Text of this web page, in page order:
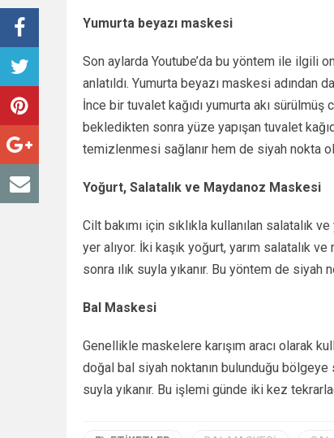
Yumurta beyazı maskesi
Son aylarda Youtube’da bu yöntem ile ilgili
anlatıldı. Yumurta beyazı maskesi adından
İnce bir tuvalet kağıdı yumurta akı sürülmüş
bekledikten sonra yüze yapışan tuvalet
temizlenmesi sağlanır hem de siyah nokta
Yoğurt, Salatalık ve Maydanoz Maskesi
Cilt bakımı için sıklıkla kullanılan salatalık
yer alıyor. İki kaşık yoğurt, yarım salatalık
sonra ılık suyla yıkanır. Bu yöntem de siyah
Bal Maskesi
Genellikle maskelere karışım aracı olarak
doğal bal siyah noktanın bulunduğu
suyla yıkanır. Bu işlemi günde iki kez